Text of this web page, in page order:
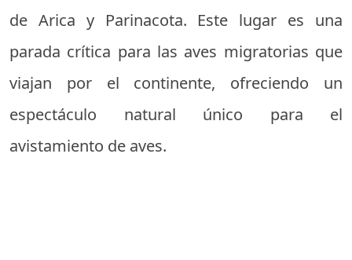
de Arica y Parinacota. Este lugar es una
parada crítica para las aves migratorias que
viajan por el continente, ofreciendo un
espectáculo natural único para el
avistamiento de aves.